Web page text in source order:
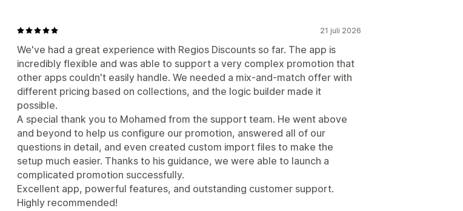
21 juli 2026
We've had a great experience with Regios Discounts so far. The app is
incredibly flexible and was able to support a very complex promotion that
other apps couldn't easily handle. We needed a mix-and-match offer with
different pricing based on collections, and the logic builder made it
possible.
A special thank you to Mohamed from the support team. He went above
and beyond to help us configure our promotion, answered all of our
questions in detail, and even created custom import files to make the
setup much easier. Thanks to his guidance, we were able to launch a
complicated promotion successfully.
Excellent app, powerful features, and outstanding customer support.
Highly recommended!